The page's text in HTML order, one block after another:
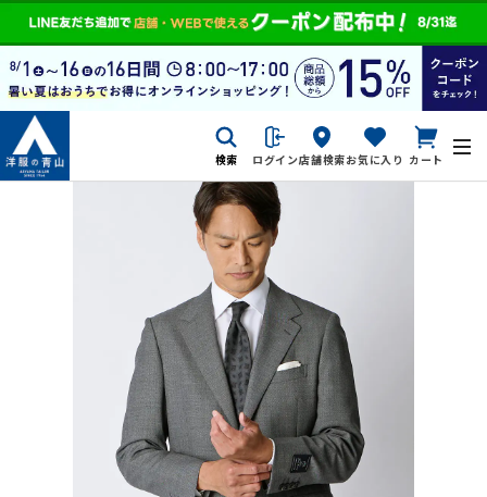
検索 ログイン店舗検索お気に入り カート